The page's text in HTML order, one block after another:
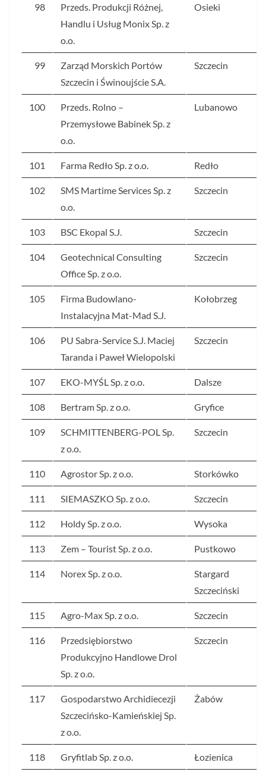
98
Przeds. Produkcji Różnej,
Handlu i Usług Monix Sp. z
o.o.
Osieki
99
Zarząd Morskich Portów
Szczecin i Świnoujście S.A.
Szczecin
100
Przeds. Rolno –
Przemysłowe Babinek Sp. z
o.o.
Lubanowo
101 Farma Redło Sp. z o.o. Redło
102
SMS Martime Services Sp. z
o.o.
Szczecin
103 BSC Ekopal S.J. Szczecin
104
Geotechnical Consulting
Office Sp. z o.o.
Szczecin
105
Firma Budowlano-
Instalacyjna Mat-Mad S.J.
Kołobrzeg
106
PU Sabra-Service S.J. Maciej
Taranda i Paweł Wielopolski
Szczecin
107 EKO-MYŚL Sp. z o.o. Dalsze
108 Bertram Sp. z o.o. Gryfice
109
SCHMITTENBERG-POL Sp.
z o.o.
Szczecin
110 Agrostor Sp. z o.o. Storkówko
111 SIEMASZKO Sp. z o.o. Szczecin
112 Holdy Sp. z o.o. Wysoka
113 Zem – Tourist Sp. z o.o. Pustkowo
114 Norex Sp. z o.o.
Stargard
Szczeciński
115 Agro-Max Sp. z o.o. Szczecin
116
Przedsiębiorstwo
Produkcyjno Handlowe Drol
Sp. z o.o.
Szczecin
117
Gospodarstwo Archidiecezji
Szczecińsko-Kamieńskiej Sp.
z o.o.
Żabów
118 Gryfitlab Sp. z o.o. Łozienica